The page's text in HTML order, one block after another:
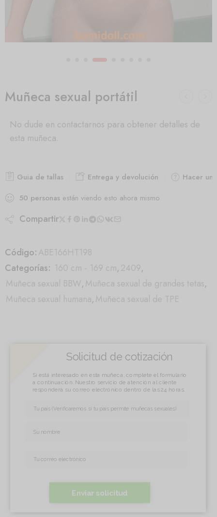
Muñeca sexual portátil
No dude en contactarnos para obtener detalles de
esta muñeca.
Guia de tallas Entrega y devolución
Hacer
50 personas están viendo esto ahora mismo
Compartir
Código:ABE166HT198
Categorías: 160 cm - 169 cm,2409,
Muñeca sexual BBW,Muñeca sexual de grandes tetas,
Muñeca sexual humana,Muñeca sexual de TPE
Solicitud de cotización
Si está interesado en esta muñeca, complete el formulario
a continuación. Nuestro servicio de atención al cliente
responderá su correo electrónico dentro de las 24 horas.
Enviar solicitud